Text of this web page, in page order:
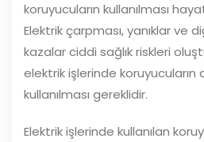
koruyucuların kullanılması
Elektrik çarpması, yanıklar ve
kazalar ciddi sağlık riskleri
elektrik işlerinde koruyucuların
kullanılması gereklidir.
Elektrik işlerinde kullanılan